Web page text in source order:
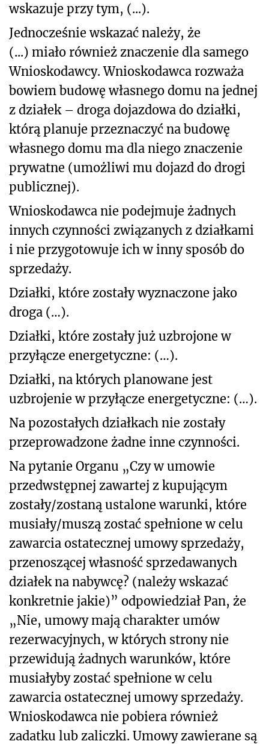
wskazuje przy tym, (...).
Jednocześnie wskazać należy, że
(...) miało również znaczenie dla samego
Wnioskodawcy. Wnioskodawca rozważa
bowiem budowę własnego domu na jednej
z działek – droga dojazdowa do działki,
którą planuje przeznaczyć na budowę
własnego domu ma dla niego znaczenie
prywatne (umożliwi mu dojazd do drogi
publicznej).
Wnioskodawca nie podejmuje żadnych
innych czynności związanych z działkami
i nie przygotowuje ich w inny sposób do
sprzedaży.
Działki, które zostały wyznaczone jako
droga (…).
Działki, które zostały już uzbrojone w
przyłącze energetyczne: (…).
Działki, na których planowane jest
uzbrojenie w przyłącze energetyczne: (…).
Na pozostałych działkach nie zostały
przeprowadzone żadne inne czynności.
Na pytanie Organu „Czy w umowie
przedwstępnej zawartej z kupującym
zostały/zostaną ustalone warunki, które
musiały/muszą zostać spełnione w celu
zawarcia ostatecznej umowy sprzedaży,
przenoszącej własność sprzedawanych
działek na nabywcę? (należy wskazać
konkretnie jakie)” odpowiedział Pan, że
„Nie, umowy mają charakter umów
rezerwacyjnych, w których strony nie
przewidują żadnych warunków, które
musiałyby zostać spełnione w celu
zawarcia ostatecznej umowy sprzedaży.
Wnioskodawca nie pobiera również
zadatku lub zaliczki. Umowy zawierane są